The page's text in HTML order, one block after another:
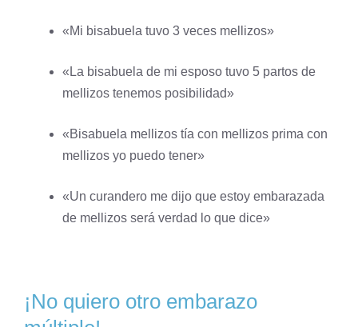
«Mi bisabuela tuvo 3 veces mellizos»
«La bisabuela de mi esposo tuvo 5 partos de
mellizos tenemos posibilidad»
«Bisabuela mellizos tía con mellizos prima con
mellizos yo puedo tener»
«Un curandero me dijo que estoy embarazada
de mellizos será verdad lo que dice»
¡No quiero otro embarazo